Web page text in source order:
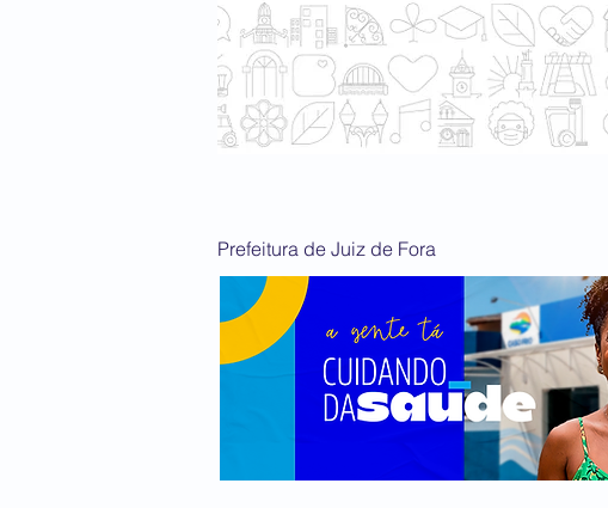
Prefeitura de Juiz de Fora